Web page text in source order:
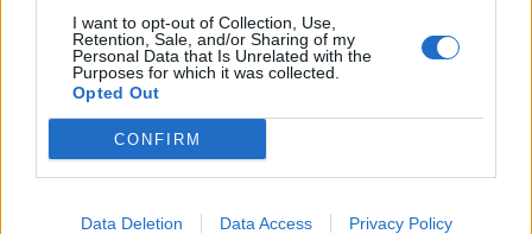
I want to opt-out of Collection, Use,
Retention, Sale, and/or Sharing of my
Personal Data that Is Unrelated with the
Purposes for which it was collected.
Opted Out
CONFIRM
Data Deletion Data Access Privacy Policy
Camden storsatsar på första bryggeriet
Camden Town satsar rejält på sitt originalbryggeri i centrala
London. Restaurang och utökat taproom är delar i satsningen.